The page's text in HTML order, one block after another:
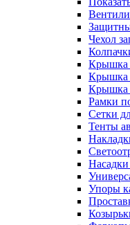
Чехол
Крышка
Крышка
Крышка
Рамки
Сетки
Тенты
Упоры